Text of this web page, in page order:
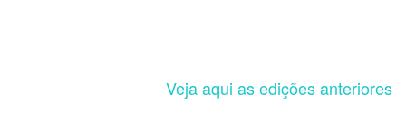
Veja aqui as edições anteriores